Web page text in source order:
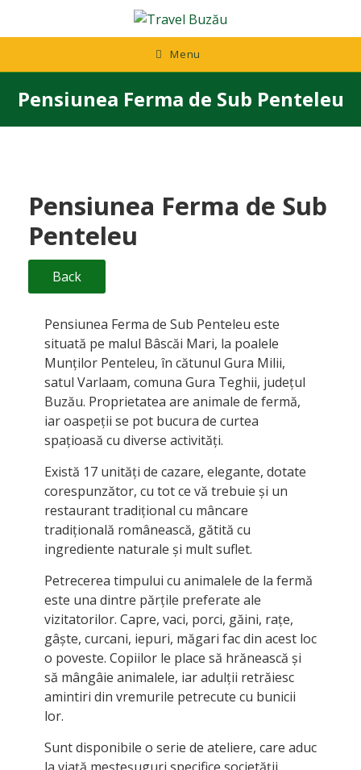
content
Menu
Pensiunea Ferma de Sub Penteleu
Pensiunea Ferma de Sub
Penteleu
Back
Pensiunea Ferma de Sub Penteleu este
situată pe malul Bâscăi Mari, la poalele
Munților Penteleu, în cătunul Gura Milii,
satul Varlaam, comuna Gura Teghii, județul
Buzău. Proprietatea are animale de fermă,
iar oaspeții se pot bucura de curtea
spațioasă cu diverse activități.
Există 17 unități de cazare, elegante, dotate
corespunzător, cu tot ce vă trebuie și un
restaurant tradițional cu mâncare
tradițională românească, gătită cu
ingrediente naturale și mult suflet.
Petrecerea timpului cu animalele de la fermă
este una dintre părțile preferate ale
vizitatorilor. Capre, vaci, porci, găini, rațe,
gâște, curcani, iepuri, măgari fac din acest loc
o poveste. Copiilor le place să hrănească și
să mângâie animalele, iar adulții retrăiesc
amintiri din vremurile petrecute cu bunicii
lor.
Sunt disponibile o serie de ateliere, care aduc